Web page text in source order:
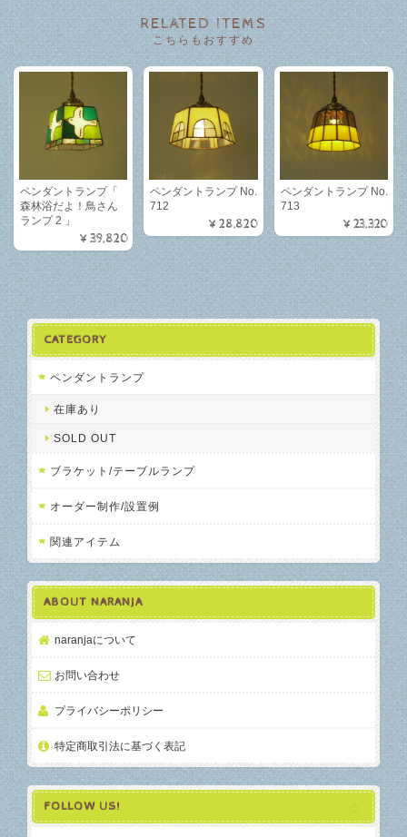
RELATED ITEMS
こちらもおすすめ
ペンダントランプ「
森林浴だよ！鳥さん
ランプ 2 」
¥39,820
ペンダントランプ No.
712
¥28,820
ペンダントランプ No.
713
¥23,320
CATEGORY
ペンダントランプ
在庫あり
SOLD OUT
ブラケット/テーブルランプ
オーダー制作/設置例
関連アイテム
ABOUT NARANJA
naranjaについて
お問い合わせ
プライバシーポリシー
特定商取引法に基づく表記
FOLLOW US!